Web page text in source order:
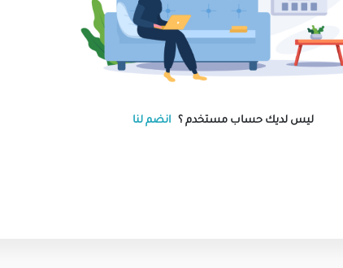
ليس لديك حساب مستخدم ؟ انضم لنا